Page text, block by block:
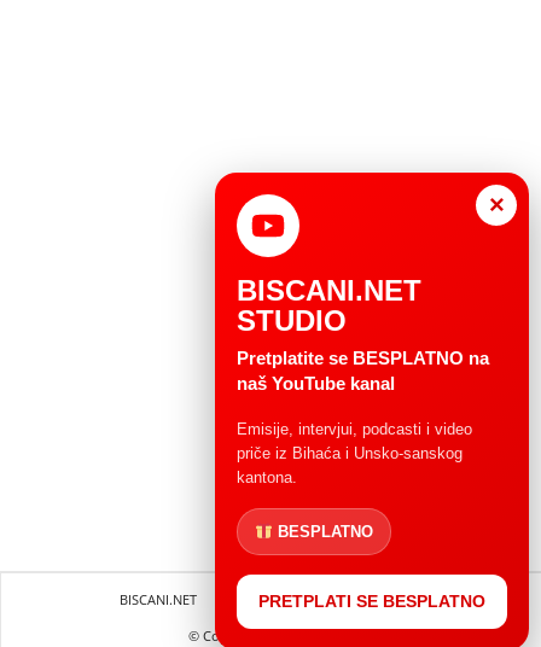
BISCANI.NET Impressum
Uvjeti korištenja
© Copryright 2004 - 2025.
×
BISCANI.NET
STUDIO
Pretplatite se BESPLATNO na
naš YouTube kanal
Emisije, intervjui, podcasti i video
priče iz Bihaća i Unsko-sanskog
kantona.
BESPLATNO
PRETPLATI SE BESPLATNO